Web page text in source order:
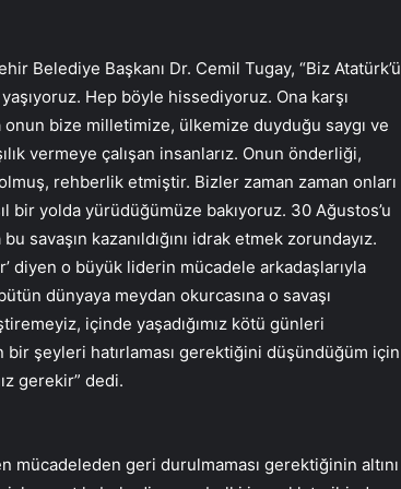
Belediye Başkanı Dr. Cemil Tugay, “Biz Atatürk’ü
Hep böyle hissediyoruz. Ona karşı
bize milletimize, ülkemize duyduğu saygı ve
vermeye çalışan insanlarız. Onun önderliği,
rehberlik etmiştir. Bizler zaman zaman onları
bir yolda yürüdüğümüze bakıyoruz. 30 Ağustos’u
kazanıldığını idrak etmek zorundayız.
diyen o büyük liderin mücadele arkadaşlarıyla
dünyaya meydan okurcasına o savaşı
içinde yaşadığımız kötü günleri
bir şeyleri hatırlaması gerektiğini düşündüğüm için
gerekir” dedi.
mücadeleden geri durulmaması gerektiğinin altını